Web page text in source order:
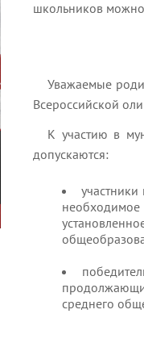
школьников
Уважаемые
Всероссийской
К участию в
допускаются:
среднего